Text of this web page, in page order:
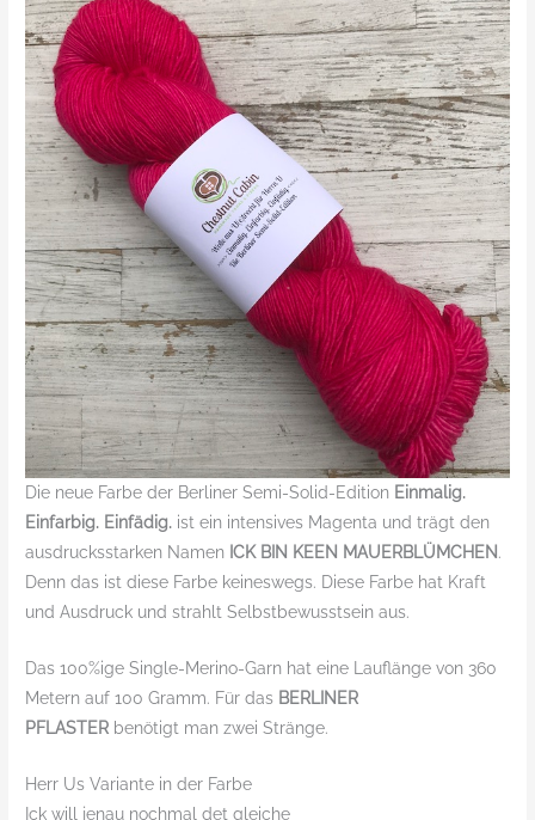
Die neue Farbe der Berliner Semi-Solid-Edition Einmalig.
Einfarbig. Einfädig. ist ein intensives Magenta und trägt den
ausdrucksstarken Namen ICK BIN KEEN MAUERBLÜMCHEN.
Denn das ist diese Farbe keineswegs. Diese Farbe hat Kraft
und Ausdruck und strahlt Selbstbewusstsein aus.
Das 100%ige Single-Merino-Garn hat eine Lauflänge von 360
Metern auf 100 Gramm. Für das BERLINER
PFLASTER benötigt man zwei Stränge.
Herr Us Variante in der Farbe
Ick will jenau nochmal det gleiche